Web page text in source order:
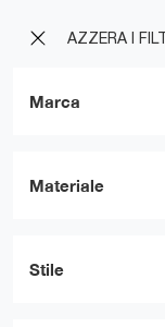
AZZERA I
Marca
Materiale
Stile